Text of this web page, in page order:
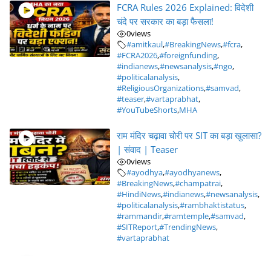
FCRA Rules 2026 Explained: विदेशी
चंदे पर सरकार का बड़ा फैसला!
0views
#amitkaul,#BreakingNews,#fcra,
#FCRA2026,#foreignfunding,
#indianews,#newsanalysis,#ngo,
#politicalanalysis,
#ReligiousOrganizations,#samvad,
#teaser,#vartaprabhat,
#YouTubeShorts,MHA
राम मंदिर चढ़ावा चोरी पर SIT का बड़ा खुलासा?
| संवाद | Teaser
0views
#ayodhya,#ayodhyanews,
#BreakingNews,#champatrai,
#HindiNews,#indianews,#newsanalysis,
#politicalanalysis,#rambhaktistatus,
#rammandir,#ramtemple,#samvad,
#SITReport,#TrendingNews,
#vartaprabhat